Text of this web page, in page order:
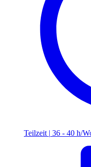
Teilzeit | 36 - 40 h/